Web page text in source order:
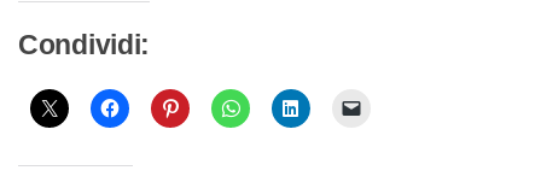
Condividi: